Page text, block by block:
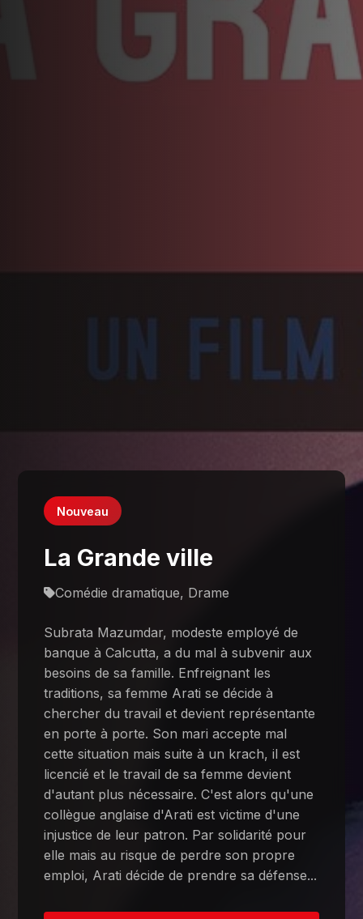
Nouveau
La Grande ville
Comédie dramatique, Drame
Subrata Mazumdar, modeste employé de
banque à Calcutta, a du mal à subvenir aux
besoins de sa famille. Enfreignant les
traditions, sa femme Arati se décide à
chercher du travail et devient représentante
en porte à porte. Son mari accepte mal
cette situation mais suite à un krach, il est
licencié et le travail de sa femme devient
d'autant plus nécessaire. C'est alors qu'une
collègue anglaise d'Arati est victime d'une
injustice de leur patron. Par solidarité pour
elle mais au risque de perdre son propre
emploi, Arati décide de prendre sa défense...